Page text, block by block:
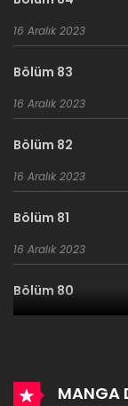
16 Aralık 2023
Bölüm 83
16 Aralık 2023
Bölüm 82
16 Aralık 2023
Bölüm 81
16 Aralık 2023
Bölüm 80
16 Aralık 2023MANGA